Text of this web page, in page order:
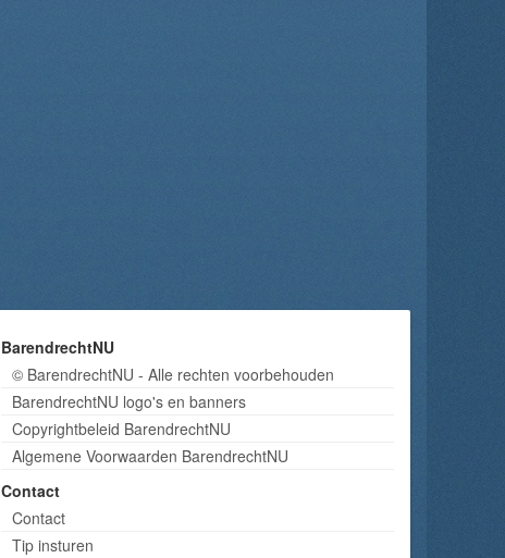
BarendrechtNU
© BarendrechtNU - Alle rechten voorbehouden
BarendrechtNU logo's en banners
Copyrightbeleid BarendrechtNU
Algemene Voorwaarden BarendrechtNU
Contact
Contact
Tip insturen